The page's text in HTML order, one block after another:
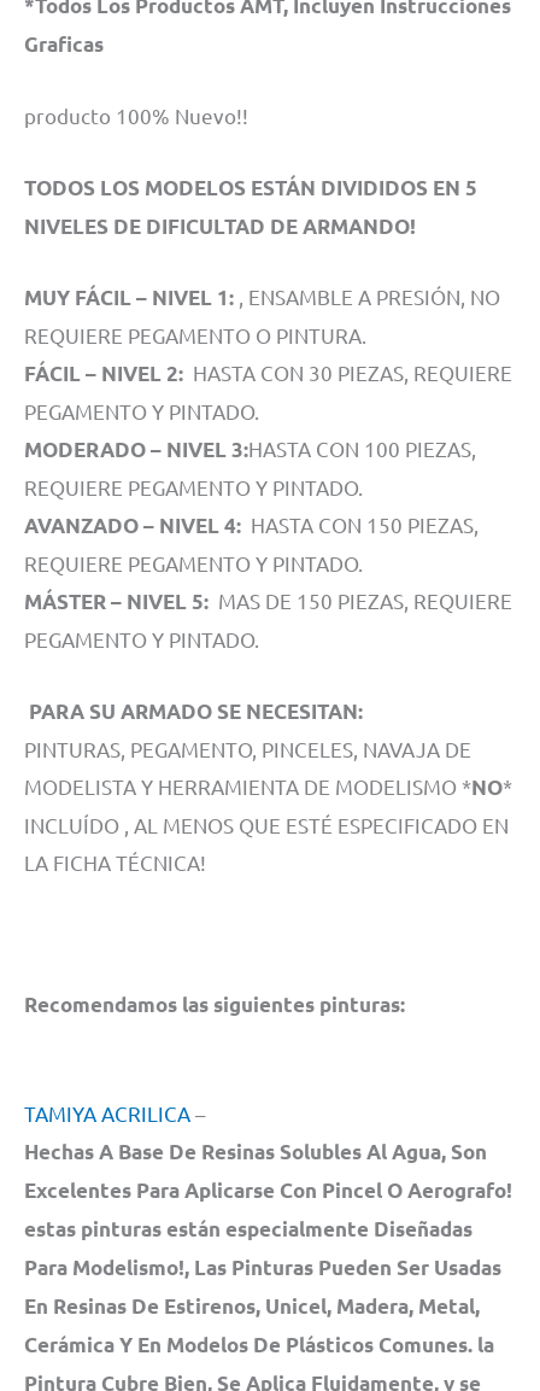
*Todos Los Productos AMT, Incluyen Instrucciones
Graficas
producto 100% Nuevo!!
TODOS LOS MODELOS ESTÁN DIVIDIDOS EN 5
NIVELES DE DIFICULTAD DE ARMANDO!
MUY FÁCIL – NIVEL 1: , ENSAMBLE A PRESIÓN, NO
REQUIERE PEGAMENTO O PINTURA.
FÁCIL – NIVEL 2: HASTA CON 30 PIEZAS, REQUIERE
PEGAMENTO Y PINTADO.
MODERADO – NIVEL 3:HASTA CON 100 PIEZAS,
REQUIERE PEGAMENTO Y PINTADO.
AVANZADO – NIVEL 4: HASTA CON 150 PIEZAS,
REQUIERE PEGAMENTO Y PINTADO.
MÁSTER – NIVEL 5: MAS DE 150 PIEZAS, REQUIERE
PEGAMENTO Y PINTADO.
PARA SU ARMADO SE NECESITAN:
PINTURAS, PEGAMENTO, PINCELES, NAVAJA DE
MODELISTA Y HERRAMIENTA DE MODELISMO *NO*
INCLUÍDO , AL MENOS QUE ESTÉ ESPECIFICADO EN
LA FICHA TÉCNICA!
Recomendamos las siguientes pinturas:
TAMIYA ACRILICA–
Hechas A Base De Resinas Solubles Al Agua, Son
Excelentes Para Aplicarse Con Pincel O Aerografo!
estas pinturas están especialmente Diseñadas
Para Modelismo!, Las Pinturas Pueden Ser Usadas
En Resinas De Estirenos, Unicel, Madera, Metal,
Cerámica Y En Modelos De Plásticos Comunes. la
Pintura Cubre Bien, Se Aplica Fluidamente, y se